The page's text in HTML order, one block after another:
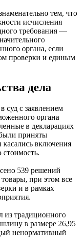
тем, что
исчисления
требования —
органа, если
проверки и единым
дела
с заявлением
органа
в декларациях
приняты
касались включения
539 решений
при этом все
и в рамках
из традиционного
в размере 26,95
ненормативный